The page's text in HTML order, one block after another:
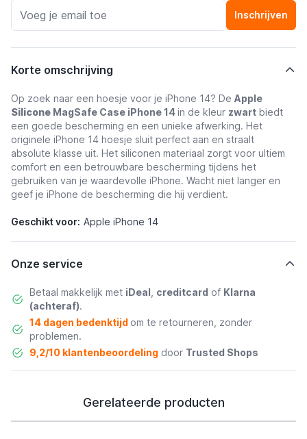
Inschrijven
Korte omschrijving
Op zoek naar een hoesje voor je iPhone 14? De Apple
Silicone MagSafe Case iPhone 14in de kleur zwart biedt
een goede bescherming en een unieke afwerking. Het
originele iPhone 14 hoesje sluit perfect aan en straalt
absolute klasse uit. Het siliconen materiaal zorgt voor ultiem
comfort en een betrouwbare bescherming tijdens het
gebruiken van je waardevolle iPhone. Wacht niet langer en
geef je iPhone de bescherming die hij verdient.
Geschikt voor: Apple iPhone 14
Onze service
Betaal makkelijk met iDeal creditcard of Klarna
(achteraf).
14 dagen bedenktijd om te retourneren, zonder
problemen.
9,2/10 klantenbeoordelingdoor Trusted Shops
Gerelateerde producten